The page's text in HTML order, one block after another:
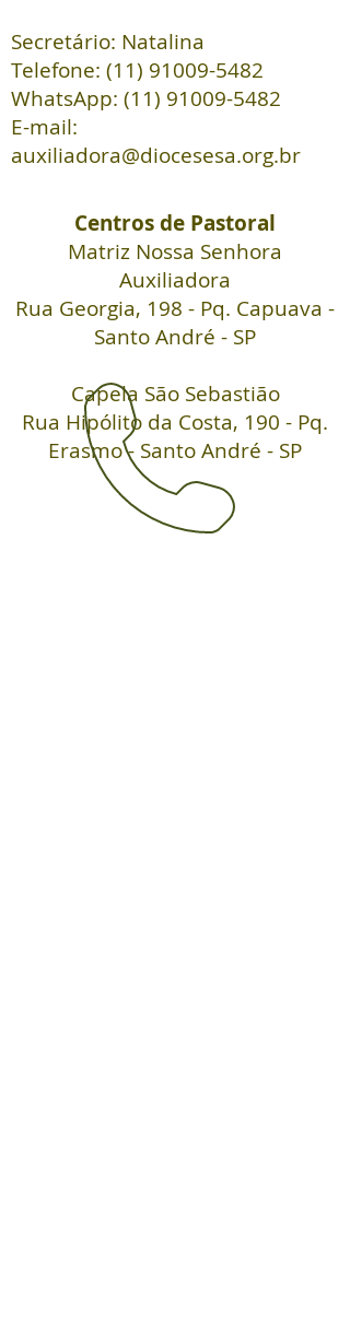
Secretário: Natalina
Telefone: (11) 91009-5482
WhatsApp: (11) 91009-5482
E-mail:
auxiliadora@diocesesa.org.br
Centros de Pastoral
Matriz Nossa Senhora
Auxiliadora
Rua Georgia, 198 - Pq. Capuava -
Santo André - SP
Ca­pela São Sebastião
Rua Hipólito da Costa, 190 - Pq.
Erasmo- Santo André - SP